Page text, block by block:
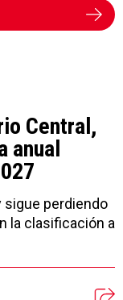
Central,
anual
sigue perdiendo
la clasificación a